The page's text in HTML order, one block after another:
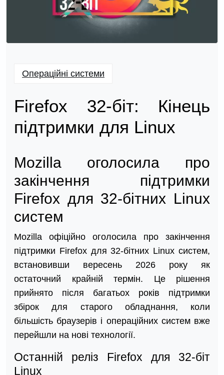
Операційні системи
Firefox 32-біт: Кінець
підтримки для Linux
Mozilla оголосила про
закінчення підтримки
Firefox для 32-бітних Linux
систем
Mozilla офіційно оголосила про закінчення
підтримки Firefox для 32-бітних Linux систем,
встановивши вересень 2026 року як
остаточний крайній термін. Це рішення
прийнято після багатьох років підтримки
збірок для старого обладнання, коли
більшість браузерів і операційних систем вже
перейшли на нові технології.
Останній реліз Firefox для 32-біт
Linux